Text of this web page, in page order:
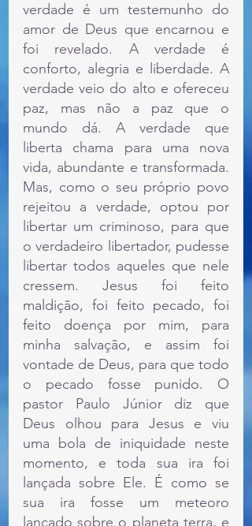
verdade é um testemunho do
amor de Deus que encarnou e
foi revelado. A verdade é
conforto, alegria e liberdade. A
verdade veio do alto e ofereceu
paz, mas não a paz que o
mundo dá. A verdade que
liberta chama para uma nova
vida, abundante e transformada.
Mas, como o seu próprio povo
rejeitou a verdade, optou por
libertar um criminoso, para que
o verdadeiro libertador, pudesse
libertar todos aqueles que nele
cressem. Jesus foi feito
maldição, foi feito pecado, foi
feito doença por mim, para
minha salvação, e assim foi
vontade de Deus, para que todo
o pecado fosse punido. O
pastor Paulo Júnior diz que
Deus olhou para Jesus e viu
uma bola de iniquidade neste
momento, e toda sua ira foi
lançada sobre Ele. É como se
sua ira fosse um meteoro
lançado sobre o planeta terra, e